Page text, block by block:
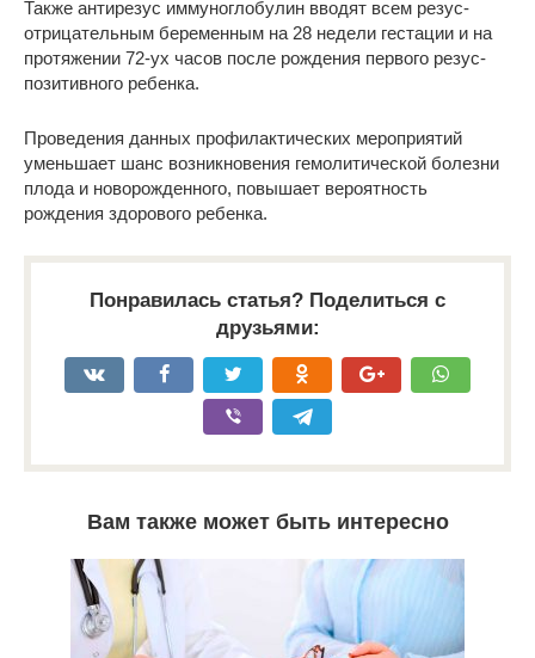
Также антирезус иммуноглобулин вводят всем резус-
отрицательным беременным на 28 недели гестации и на
протяжении 72-ух часов после рождения первого резус-
позитивного ребенка.
Проведения данных профилактических мероприятий
уменьшает шанс возникновения гемолитической болезни
плода и новорожденного, повышает вероятность
рождения здорового ребенка.
Понравилась статья? Поделиться с
друзьями:
Вам также может быть интересно